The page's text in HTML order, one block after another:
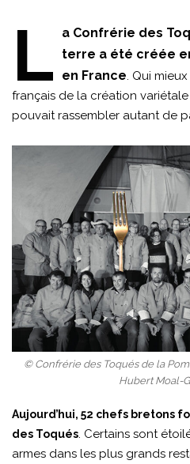
L
a Confrérie des
terre a été créée
en France. Qui
français de la création
pouvait rassembler autant de
© Confrérie des Toqués de la
Hubert Moal-
Aujourd’hui, 52 chefs bretons
des Toqués . Certains sont
armes dans les plus grands